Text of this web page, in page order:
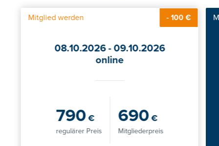
Mitglied werden - 100 €
08.10.2026 - 09.10.2026
online
790€
regulärer Preis
690€
Mitgliederpreis